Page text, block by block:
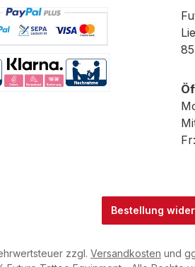
Bestellung
zzgl. Versandkosten und